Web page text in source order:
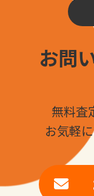
お問
無料査
お気軽